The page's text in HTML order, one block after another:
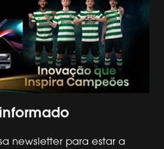
newsletter para estar a